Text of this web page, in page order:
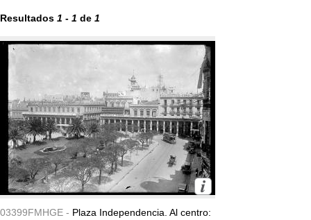
Resultados 1 - 1 de 1
03399FMHGE - Plaza Independencia. Al centro: